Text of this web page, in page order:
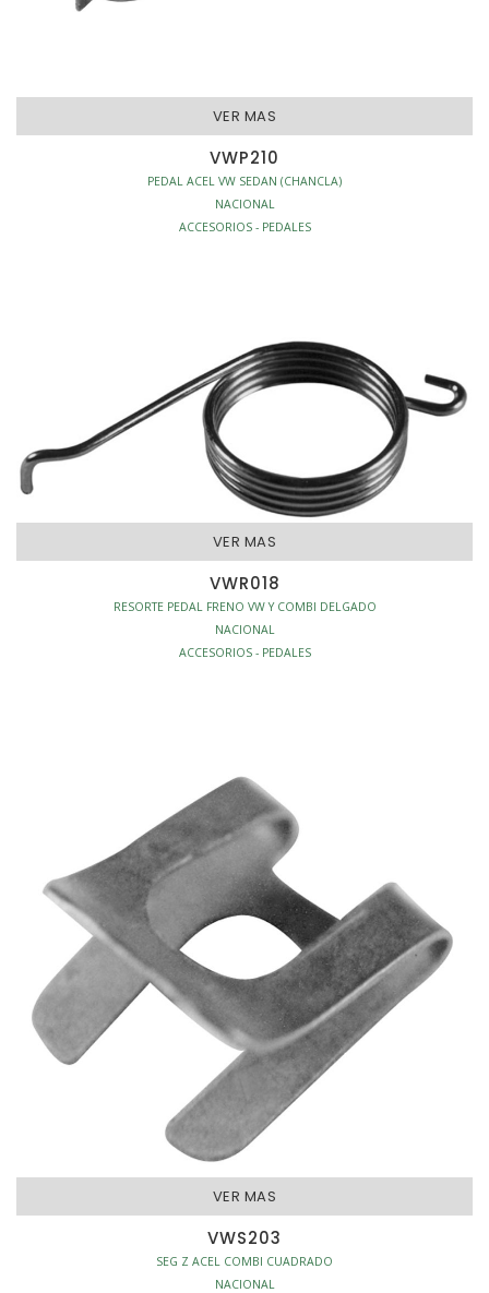
VER MAS
VWP210
PEDAL ACEL VW SEDAN (CHANCLA)
NACIONAL
ACCESORIOS - PEDALES
VER MAS
VWR018
RESORTE PEDAL FRENO VW Y COMBI DELGADO
NACIONAL
ACCESORIOS - PEDALES
VER MAS
VWS203
SEG Z ACEL COMBI CUADRADO
NACIONAL